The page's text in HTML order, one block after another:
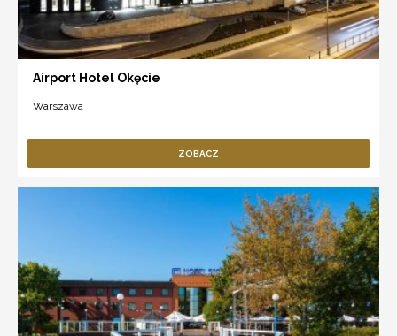
Airport Hotel Okęcie
Warszawa
ZOBACZ